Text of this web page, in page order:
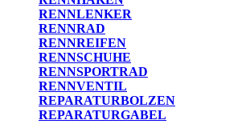
RENNLENKER
RENNRAD
RENNREIFEN
RENNSCHUHE
RENNSPORTRAD
RENNVENTIL
REPARATURBOLZEN
REPARATURGABEL